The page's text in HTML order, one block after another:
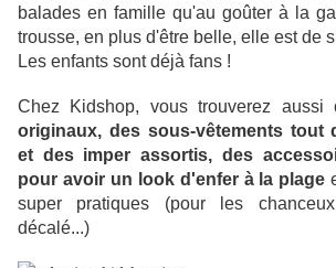
balades en famille qu'au goûter à la
trousse, en plus d'être belle, elle est de
Les enfants sont déjà fans !
Chez Kidshop, vous trouverez aussi
originaux, des sous-vêtements tout
et des imper assortis, des
pour avoir un look d'enfer à la plage
super pratiques (pour les
décalé...)